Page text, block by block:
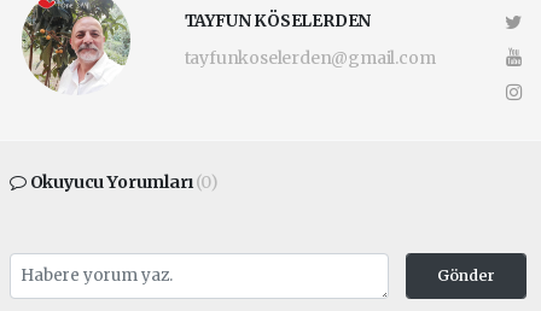
TAYFUN KÖSELERDEN
tayfunkoselerden@gmail.com
Okuyucu Yorumları(0)
Gönder